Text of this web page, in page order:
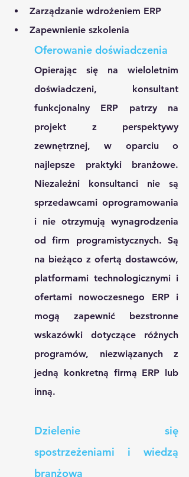
Zarządzanie wdrożeniem ERP
Zapewnienie szkolenia
Oferowanie doświadczenia
Opierając się na wieloletnim
doświadczeni, konsultant
funkcjonalny ERP patrzy na
projekt z perspektywy
zewnętrznej, w oparciu o
najlepsze praktyki branżowe.
Niezależni konsultanci nie są
sprzedawcami oprogramowania
i nie otrzymują wynagrodzenia
od firm programistycznych. Są
na bieżąco z ofertą dostawców,
platformami technologicznymi i
ofertami nowoczesnego ERP i
mogą zapewnić bezstronne
wskazówki dotyczące różnych
programów, niezwiązanych z
jedną konkretną firmą ERP lub
inną.
Dzielenie się
spostrzeżeniami i wiedzą
branżową